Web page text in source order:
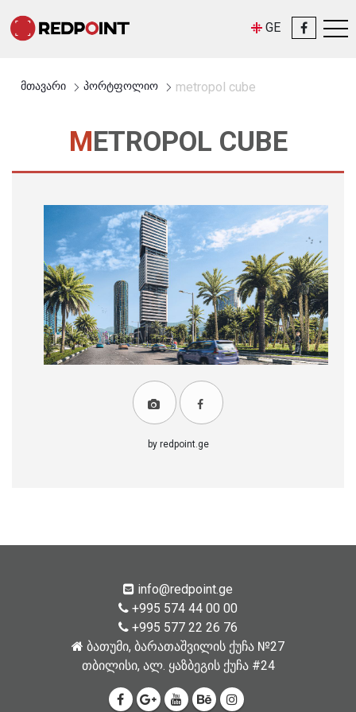
GE
მთავარი პორტფოლიო metropol cube
METROPOL CUBE
by redpoint.ge
info@redpoint.ge
+995 574 44 00 00
+995 577 22 26 76
ბათუმი, ბარათაშვილის ქუჩა №27
თბილისი, ალ. ყაზბეგის ქუჩა #24